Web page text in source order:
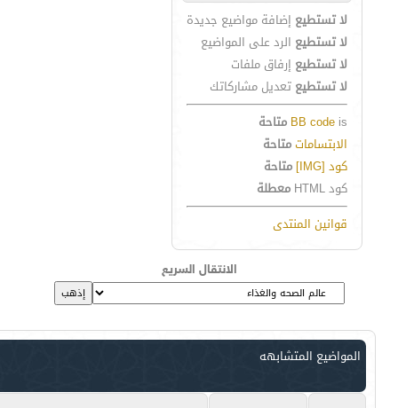
لا تستطيع إضافة مواضيع جديدة
لا تستطيع الرد على المواضيع
لا تستطيع إرفاق ملفات
لا تستطيع تعديل مشاركاتك
BB code is
متاحة
الابتساماتمتاحة
كود [IMG]
متاحة
كود HTML
معطلة
قوانين المنتدى
الانتقال السريع
المواضيع المتشابهه